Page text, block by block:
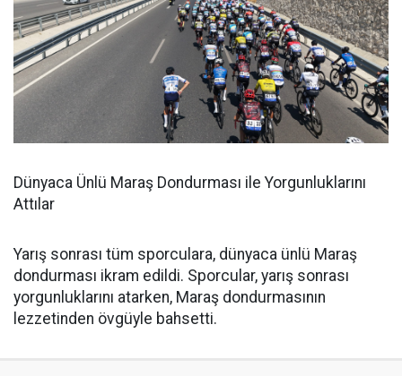
Dünyaca Ünlü Maraş Dondurması ile Yorgunluklarını
Attılar
Yarış sonrası tüm sporculara, dünyaca ünlü Maraş
dondurması ikram edildi. Sporcular, yarış sonrası
yorgunluklarını atarken, Maraş dondurmasının
lezzetinden övgüyle bahsetti.